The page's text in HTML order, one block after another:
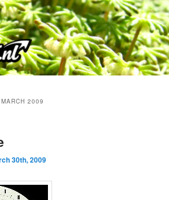
MARCH 2009
30th, 2009